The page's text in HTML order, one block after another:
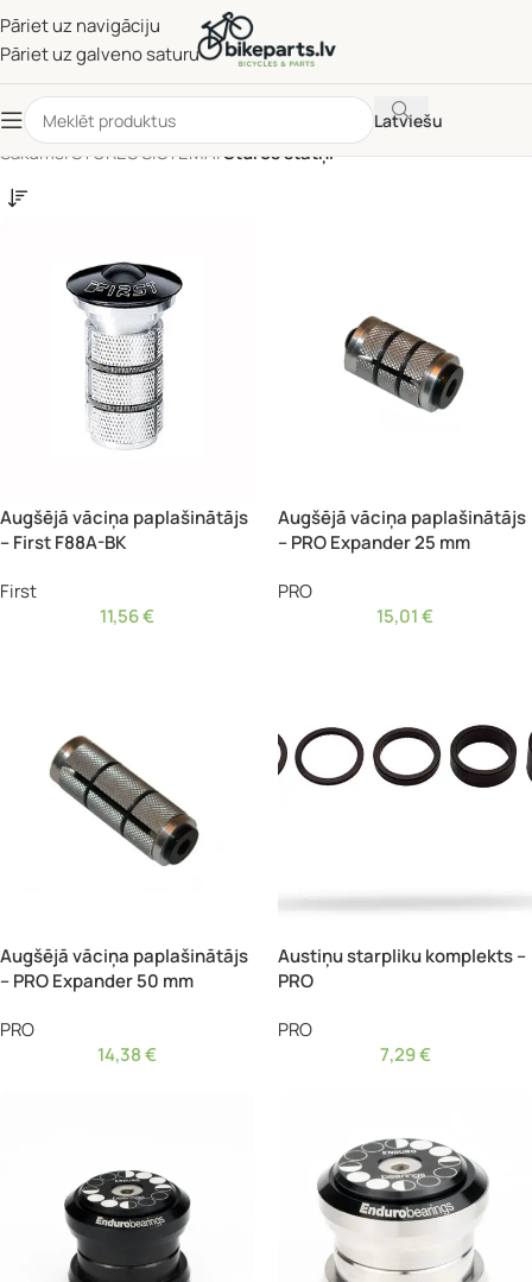
Pāriet uz navigāciju
Pāriet uz galveno saturu
Latviešu
Sākums/STŪRES SISTĒMA/Stūres statņi
Augšējā vāciņa paplašinātājs
– First F88A-BK
First
11,56€
Augšējā vāciņa paplašinātājs
– PRO Expander 25 mm
PRO
15,01€
Augšējā vāciņa paplašinātājs
– PRO Expander 50 mm
PRO
14,38€
Austiņu starpliku komplekts –
PRO
PRO
7,29€